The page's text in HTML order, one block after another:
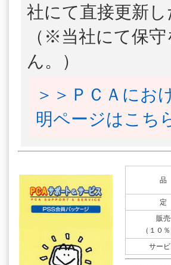
社にて直接更新
（※当社にて保
ん。）
＞＞ＰＣＡにお
明ページはこち
品
定
販
（１０
サー